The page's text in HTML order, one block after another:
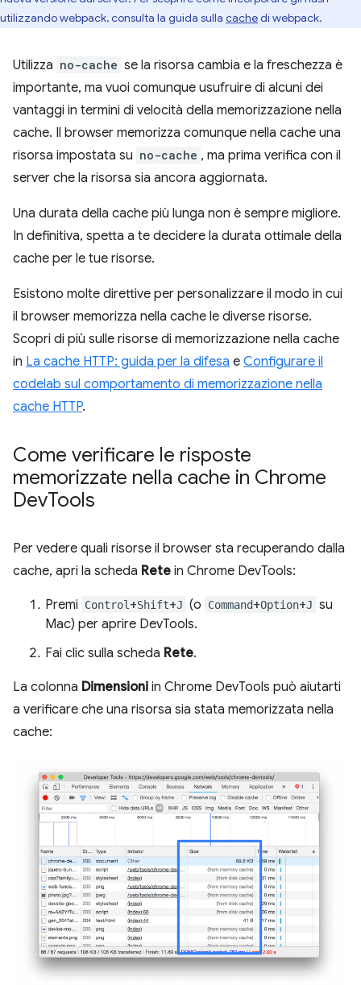
utilizzando webpack, consulta la guida sulla cachedi webpack.
Utilizza no-cache se la risorsa cambia e la freschezza è
importante, ma vuoi comunque usufruire di alcuni dei
vantaggi in termini di velocità della memorizzazione nella
cache. Il browser memorizza comunque nella cache una
risorsa impostata su no-cache , ma prima verifica con il
server che la risorsa sia ancora aggiornata.
Una durata della cache più lunga non è sempre migliore.
In definitiva, spetta a te decidere la durata ottimale della
cache per le tue risorse.
Esistono molte direttive per personalizzare il modo in cui
il browser memorizza nella cache le diverse risorse.
Scopri di più sulle risorse di memorizzazione nella cache
in La cache HTTP: guida per la difesa e Configurare il
codelab sul comportamento di memorizzazione nella
cache HTTP.
Come verificare le risposte
memorizzate nella cache in Chrome
DevTools
Per vedere quali risorse il browser sta recuperando dalla
cache, apri la scheda Rete in Chrome DevTools:
Premi Control +Shift+J (o Command+Option+J su
Mac) per aprire DevTools.
Fai clic sulla scheda Rete.
La colonna Dimensioni in Chrome DevTools può aiutarti
a verificare che una risorsa sia stata memorizzata nella
cache: